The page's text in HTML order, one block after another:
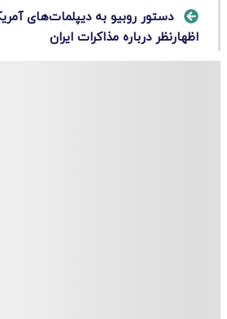
دستور روبیو به دیپلمات‌های
اظهارنظر درباره مذاکرات ایران